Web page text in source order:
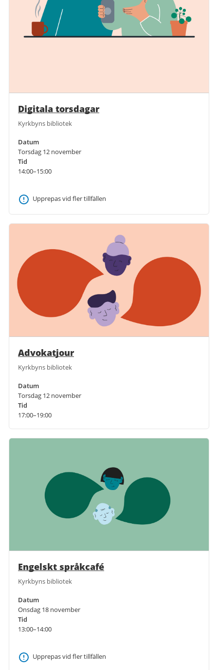
Digitala torsdagar
Kyrkbyns bibliotek
Datum
Torsdag 12 november
Tid
14:00–15:00
Upprepas vid fler tillfällen
Advokatjour
Kyrkbyns bibliotek
Datum
Torsdag 12 november
Tid
17:00–19:00
Engelskt språkcafé
Kyrkbyns bibliotek
Datum
Onsdag 18 november
Tid
13:00–14:00
Upprepas vid fler tillfällen